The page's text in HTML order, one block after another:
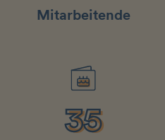
Mitarbeitende
35
35